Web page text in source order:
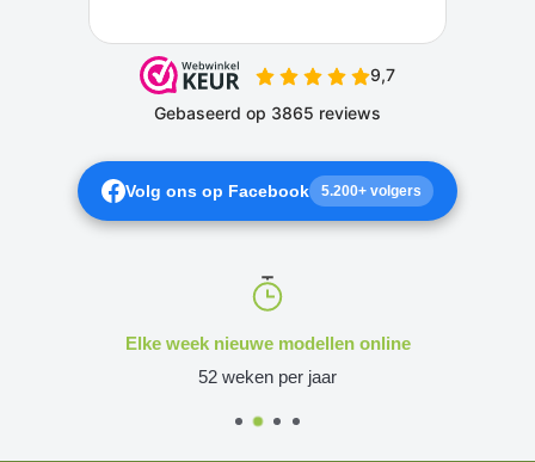
Volg ons op Facebook 5.200+ volgers
Elke week nieuwe modellen online
52 weken per jaar